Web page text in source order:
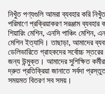
নিখুঁত পণ্যগুলি আমরা ব্যবহার করি
পরিমাণে প্রক্রিয়াকরণ সরঞ্জাম
শিয়ারিং মেশিন, এনসি পাঞ্চিং মেশিন,
মেশিন ইত্যাদি। তাছাড়া, আমাদের
ডেলিভারিতে গ্রাহকদের সর্বোচ্চ
জন্য উন্মুক্ত। আমাদের সুশিক্ষিত কর্মীরা
দ্রুত প্রতিক্রিয়া জানাতে সর্বদা
সময়মত বিতরণ সব সময়।